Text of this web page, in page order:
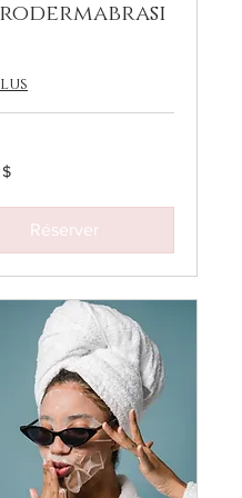
$
Réserver